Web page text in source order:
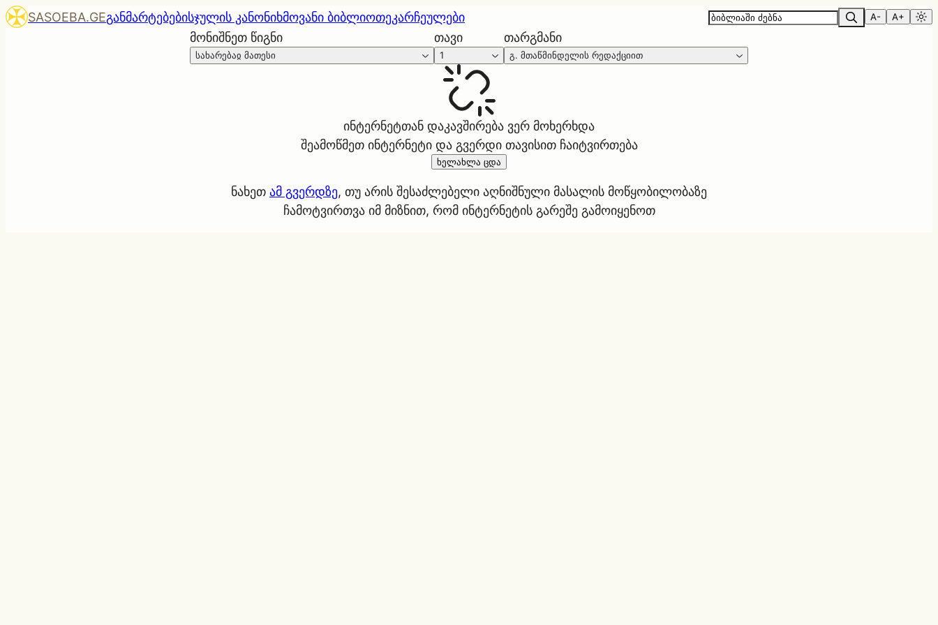
SASOEBA.GEგანმარტებებისჯულის კანონიხმოვანი ბიბლიოთეკარჩეულები A- A+
მონიშნეთ წიგნი
სახარებაჲ მათესი
თავი
1
თარგმანი
გ. მთაწმინდელის რედაქციით
ინტერნეტთან დაკავშირება ვერ მოხერხდა
შეამოწმეთ ინტერნეტი და გვერდი თავისით ჩაიტვირთება
ხელახლა ცდა
ნახეთ ამ გვერდზე, თუ არის შესაძლებელი აღნიშნული მასალის მოწყობილობაზე
ჩამოტვირთვა იმ მიზნით, რომ ინტერნეტის გარეშე გამოიყენოთ